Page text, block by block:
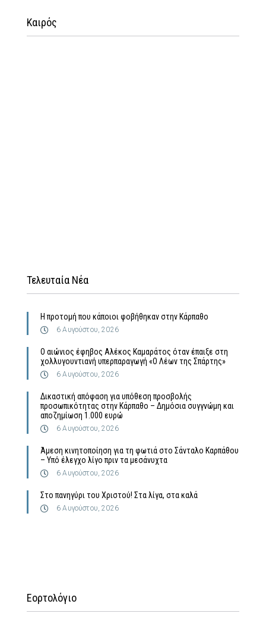
Καιρός
Τελευταία Νέα
Η προτομή που κάποιοι φοβήθηκαν στην Κάρπαθο
6 Αυγούστου, 2026
Ο αιώνιος έφηβος Αλέκος Καμαράτος όταν έπαιξε στη
χολλυγουντιανή υπερπαραγωγή «Ο Λέων της Σπάρτης»
6 Αυγούστου, 2026
Δικαστική απόφαση για υπόθεση προσβολής
προσωπικότητας στην Κάρπαθο – Δημόσια συγγνώμη και
αποζημίωση 1.000 ευρώ
6 Αυγούστου, 2026
Άμεση κινητοποίηση για τη φωτιά στο Σάνταλο Καρπάθου
– Υπό έλεγχο λίγο πριν τα μεσάνυχτα
6 Αυγούστου, 2026
Στο πανηγύρι του Χριστού! Στα λίγα, στα καλά
6 Αυγούστου, 2026
Εορτολόγιο